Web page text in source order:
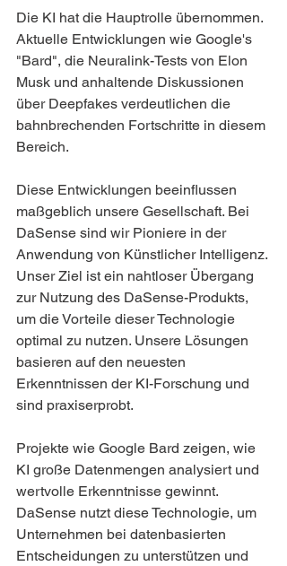
Die KI hat die Hauptrolle übernommen.
Aktuelle Entwicklungen wie Google's
"Bard", die Neuralink-Tests von Elon
Musk und anhaltende Diskussionen
über Deepfakes verdeutlichen die
bahnbrechenden Fortschritte in diesem
Bereich.
Diese Entwicklungen beeinflussen
maßgeblich unsere Gesellschaft. Bei
DaSense sind wir Pioniere in der
Anwendung von Künstlicher Intelligenz.
Unser Ziel ist ein nahtloser Übergang
zur Nutzung des DaSense-Produkts,
um die Vorteile dieser Technologie
optimal zu nutzen. Unsere Lösungen
basieren auf den neuesten
Erkenntnissen der KI-Forschung und
sind praxiserprobt.
Projekte wie Google Bard zeigen, wie
KI große Datenmengen analysiert und
wertvolle Erkenntnisse gewinnt.
DaSense nutzt diese Technologie, um
Unternehmen bei datenbasierten
Entscheidungen zu unterstützen und